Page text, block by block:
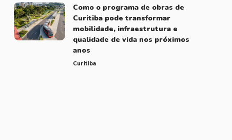
Como o programa de obras de
Curitiba pode transformar
mobilidade, infraestrutura e
qualidade de vida nos próximos
anos
Curitiba